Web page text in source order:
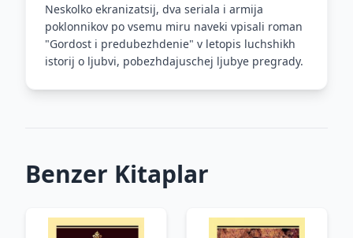
Neskolko ekranizatsij, dva seriala i armija
poklonnikov po vsemu miru naveki vpisali roman
"Gordost i predubezhdenie" v letopis luchshikh
istorij o ljubvi, pobezhdajuschej ljubye pregrady.
Benzer Kitaplar